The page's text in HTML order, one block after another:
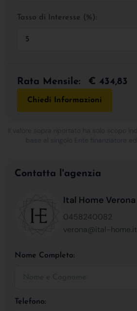
Tasso di Interesse (%):
Rata Mensile: € 434,83
Chiedi Informazioni
Contatta l'agenzia
Ital Home Verona
0458240082
verona@ital-home.it
Nome Completo:
Telefono: